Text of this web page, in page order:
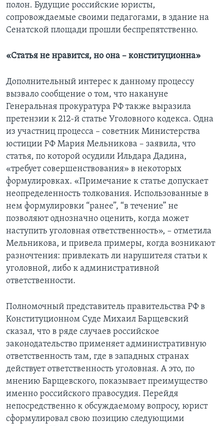
полон. Будущие российские юристы,
сопровождаемые своими педагогами, в здание на
Сенатской площади прошли беспрепятственно.
«Статья не нравится, но она – конституционна»
Дополнительный интерес к данному процессу
вызвало сообщение о том, что накануне
Генеральная прокуратура РФ также выразила
претензии к 212-й статье Уголовного кодекса. Одна
из участниц процесса – советник Министерства
юстиции РФ Мария Мельникова – заявила, что
статья, по которой осудили Ильдара Дадина,
«требует совершенствования» в некоторых
формулировках. «Примечание к статье допускает
неопределенность толкования. Использованные в
нем формулировки “ранее”, “в течение” не
позволяют однозначно оценить, когда может
наступить уголовная ответственность», – отметила
Мельникова, и привела примеры, когда возникают
разночтения: привлекать ли нарушителя статьи к
уголовной, либо к административной
ответственности.
Полномочный представитель правительства РФ в
Конституционном Суде Михаил Барщевский
сказал, что в ряде случаев российское
законодательство применяет административную
ответственность там, где в западных странах
действует ответственность уголовная. А это, по
мнению Барщевского, показывает преимущество
именно российского правосудия. Перейдя
непосредственно к обсуждаемому вопросу, юрист
сформулировал свою позицию следующими